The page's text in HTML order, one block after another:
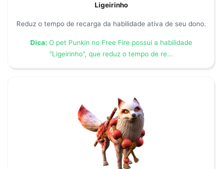
Ligeirinho
Reduz o tempo de recarga da habilidade ativa de seu dono.
Dica: O pet Punkin no Free Fire possui a habilidade
"Ligeirinho", que reduz o tempo de re...